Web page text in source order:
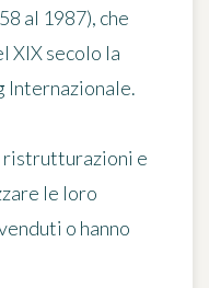
al 1987), che
XIX secolo la
Internazionale.
ristrutturazioni e
le loro
o hanno